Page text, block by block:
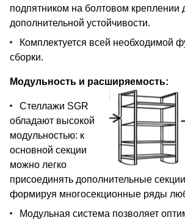
подпятником на болтовом креплении
дополнительной устойчивости.
Комплектуется всей необходимой
сборки.
Модульность и расширяемость:
Стеллажи SGR
обладают высокой
модульностью: к
основной секции
можно легко
присоединять дополнительные
формируя многосекционные ряды
Модульная система позволяет